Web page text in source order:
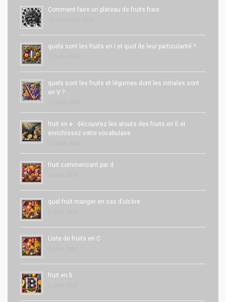
Comment faire un plateau de fruits frais
quels sont les fruits en I et quid de leur particularité ?
quels sont les fruits et légumes dont les initiales sont
en V ?
fruit en e : découvrez les atouts des fruits en E et
enrichissez votre vocabulaire
fruit commencant par d
quel fruit manger en cas d’ulcère
Liste de fruits en C
fruit en b